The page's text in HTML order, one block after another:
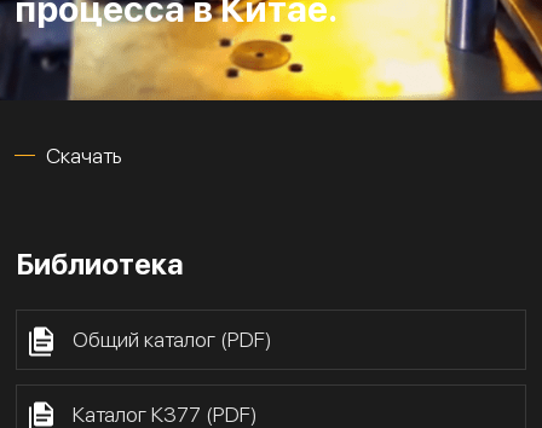
Скачать
Библиотека
Общий каталог (PDF)
Каталог К377 (PDF)